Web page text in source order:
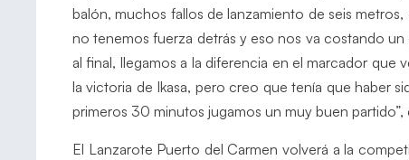
balón, muchos fallos de lanzamiento de seis
no tenemos fuerza detrás y eso nos va costando
al final, llegamos a la diferencia en el marcador que
la victoria de Ikasa, pero creo que tenía que haber
primeros 30 minutos jugamos un muy buen
El Lanzarote Puerto del Carmen volverá a la